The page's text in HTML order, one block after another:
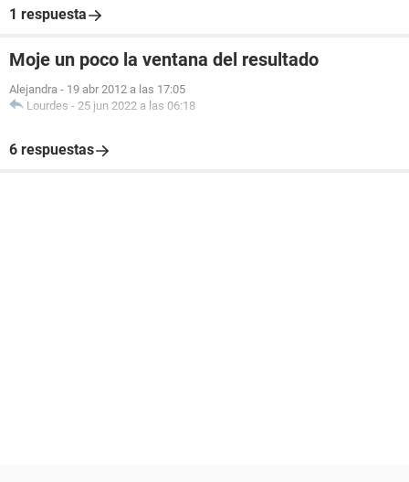
1 respuesta
Moje un poco la ventana del resultado
Alejandra - 19 abr 2012 a las 17:05
Lourdes - 25 jun 2022 a las 06:18
6 respuestas